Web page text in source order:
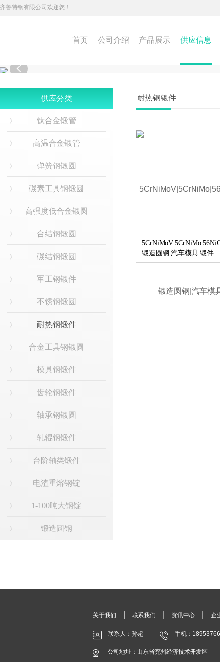
齐鲁特钢有限公司欢迎您！
首页 公司介绍 产品展示 供应信息

供应分类
钛合金锻管
高温合金锻管
弹簧钢锻圆
碳素工具钢锻圆
高强度低合金锻圆
合结钢锻圆
碳结钢锻圆
军工钢锻件
不锈钢锻圆
耐热钢锻件
合金工具钢锻圆
模具钢锻件
齿轮钢锻件
轴承钢锻圆
轧辊钢锻件
台阶轴类锻件
电渣重熔钢锭
1-100吨大钢锭
锻造圆钢
耐热钢锻件
锻造圆钢|汽车模具|锻件
关于我们 联系我们 资讯中心 企
联系人：孙超 手机：
公司地址：山东省兖州经济技术开发区